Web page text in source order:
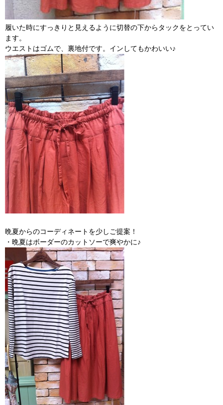
履いた時にすっきりと見えるように切替の下からタックをとってい
ます。
ウエストはゴムで、裏地付です。インしてもかわいい♪
晩夏からのコーディネートを少しご提案！
・晩夏はボーダーのカットソーで爽やかに♪